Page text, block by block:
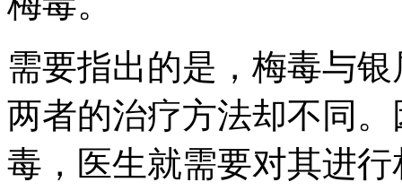
需要指出的是，梅毒与
两者的治疗方法却不同
毒，医生就需要对其进